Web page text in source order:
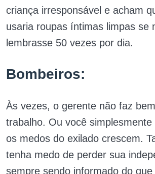
criança irresponsável e acham
usaria roupas íntimas limpas se
lembrasse 50 vezes por dia.
Bombeiros:
Às vezes, o gerente não faz
trabalho. Ou você
os medos do exilado crescem.
tenha medo de perder sua
sempre sendo informado do